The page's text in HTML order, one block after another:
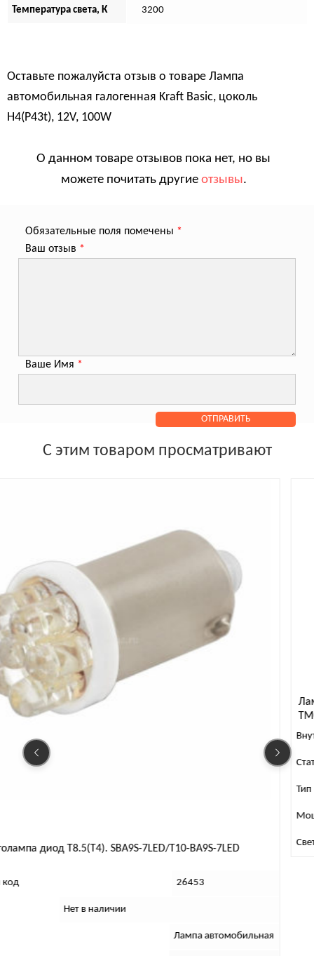
Температура света, К 3200
Оставьте пожалуйста отзыв о товаре Лампа
автомобильная галогенная Kraft Basic, цоколь
H4(P43t), 12V, 100W
О данном товаре отзывов пока нет, но вы
можете почитать другие отзывы.
Обязательные поля помечены *
Ваш отзыв *
Ваше Имя *
С этим товаром просматривают
7LED/T10-BA9S-7LED
Лампа автомобильная
ТМ000008925,
Нет в
Лампа
Свет